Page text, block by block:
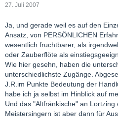
27. Juli 2007
Ja, und gerade weil es auf den
Ansatz, von PERSÖNLICHEN
wesentlich fruchtbarer, als
oder Zauberflöte als
Wie hier gesehn, haben die
unterschiedlichste Zugänge.
J.R.im Punkte Bedeutung der
habe ich ja selbst im Hinblick auf
Und das "Altfränkische" an
Meistersingern ist aber dann für